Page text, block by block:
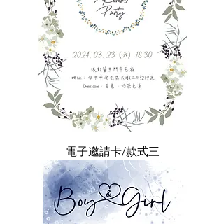
電子邀請卡/款式三